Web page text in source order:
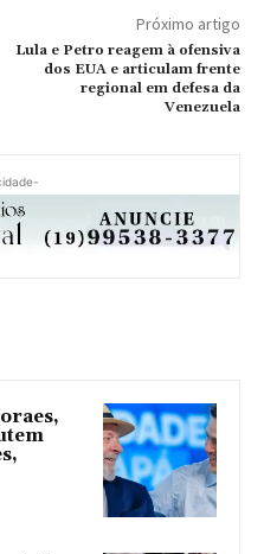
Próximo artigo
Lula e Petro reagem à ofensiva
dos EUA e articulam frente
regional em defesa da
Venezuela